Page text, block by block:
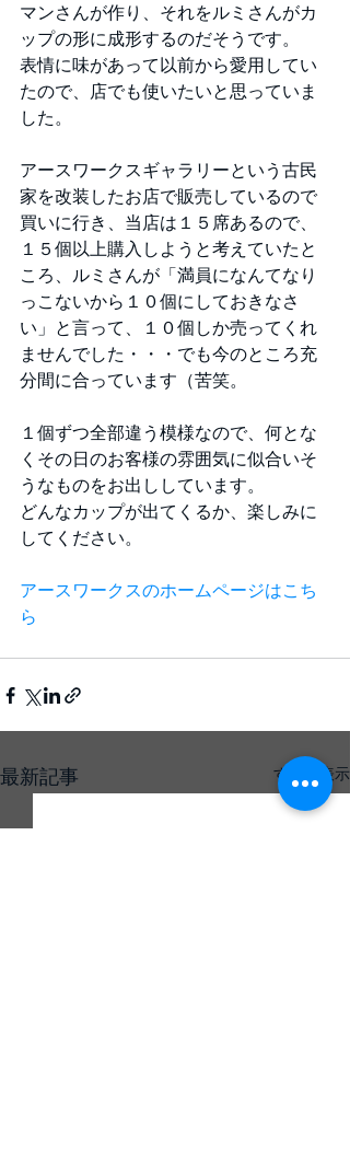
マンさんが作り、それをルミさんがカ
ップの形に成形するのだそうです。
表情に味があって以前から愛用してい
たので、店でも使いたいと思っていま
した。
アースワークスギャラリーという古民
家を改装したお店で販売しているので
買いに行き、当店は１５席あるので、
１５個以上購入しようと考えていたと
ころ、ルミさんが「満員になんてなり
っこないから１０個にしておきなさ
い」と言って、１０個しか売ってくれ
ませんでした・・・でも今のところ充
分間に合っています（苦笑。
１個ずつ全部違う模様なので、何とな
くその日のお客様の雰囲気に似合いそ
うなものをお出ししています。
どんなカップが出てくるか、楽しみに
してください。
アースワークスのホームページはこち
ら
最新記事 すべて表示